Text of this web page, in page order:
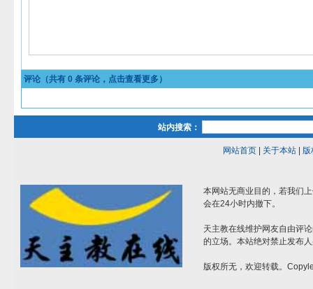
评论（共有 0 条评论，点击查看更多）
站内搜索：
网站首页| 关于本站| 版
本网站无商业目的，若我们
会在24小时内撤下。
天主教在线维护网友自由评
的立场。本站绝对禁止发布
版权所无，欢迎转载。